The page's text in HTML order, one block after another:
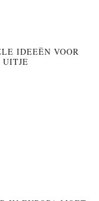
IDEEËN VOOR
UITJE